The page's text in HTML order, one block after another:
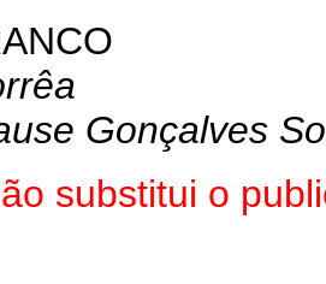
Gonçalves
substitui o